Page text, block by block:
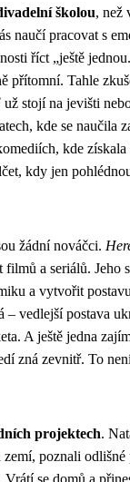
školou, než
naučí pracovat s
říct „ještě
přítomní. Tahle
stojí na jevišti
kde se naučila
kde
kdy jen
žádní nováčci.
filmů a seriálů. Jeho
a vytvořit
– vedlejší postava
A ještě jedna
zná zevnitř. To
projektech.
poznali